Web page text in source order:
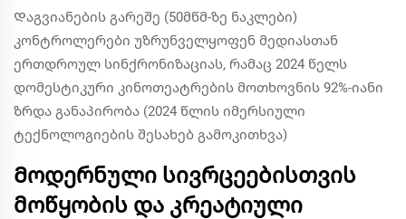
Დაგვიანების გარეშე (50მწმ-ზე ნაკლები)
კონტროლერები უზრუნველყოფენ მედიასთან
ერთდროულ სინქრონიზაციას, რამაც 2024 წელს
დომესტიკური კინოთეატრების მოთხოვნის 92%-იანი
ზრდა განაპირობა (2024 წლის იმერსიული
ტექნოლოგიების შესახებ გამოკითხვა)
Მოდერნული სივრცეებისთვის
მოწყობის და კრეატიული